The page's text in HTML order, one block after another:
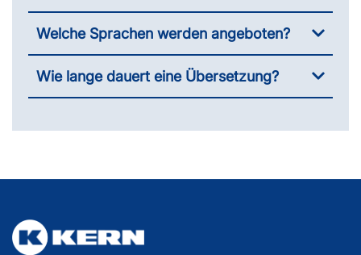
Welche Sprachen werden angeboten?
Wie lange dauert eine Übersetzung?